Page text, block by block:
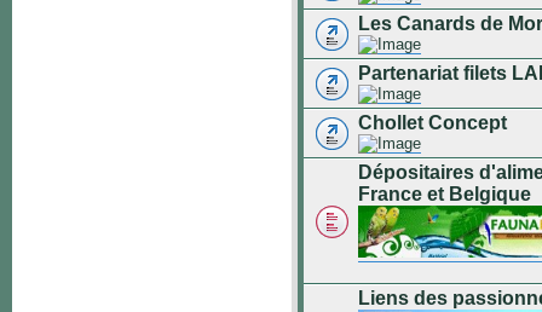
Les Canards de
Partenariat filets
Chollet Concept
Dépositaires
France et Belgique
Liens des